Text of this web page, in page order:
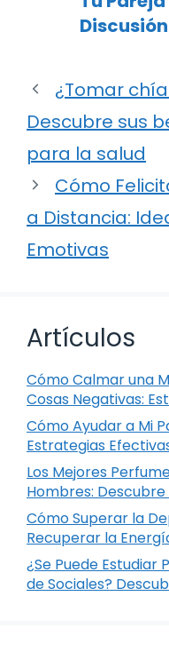
¿Tomar
Descubre sus
para la salud
Cómo
a Distancia:
Emotivas
Artículos
Cómo Calmar una
Cosas Negativas:
Cómo Ayudar a Mi
Estrategias
Los Mejores
Hombres:
Cómo Superar la
Recuperar la
¿Se Puede
de Sociales?